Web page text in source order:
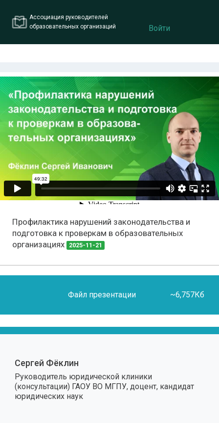
Ассоциация руководителей
образовательных организаций
Войти
Профилактика нарушений законодательства и
подготовка к проверкам в образовательных
организациях
2025-11-21
Файл презентации ~6,757Кб
Сергей Фёклин
Руководитель юридической клиники
(консультации) ГАОУ ВО МГПУ, доцент, кандидат
юридических наук